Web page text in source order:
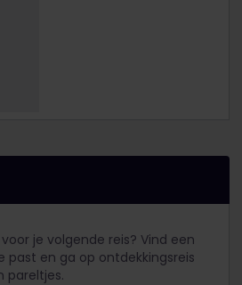
je volgende reis? Vind een
past en ga op ontdekkingsreis
pareltjes.